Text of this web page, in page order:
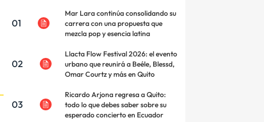
01
Mar Lara continúa consolidando su
carrera con una propuesta que
mezcla pop y esencia latina
02
Llacta Flow Festival 2026: el evento
urbano que reunirá a Beéle, Blessd,
Omar Courtz y más en Quito
03
Ricardo Arjona regresa a Quito:
todo lo que debes saber sobre su
esperado concierto en Ecuador